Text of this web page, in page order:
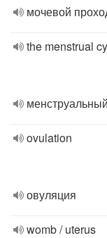
мочевой
the menstrual
ovulation
овуляция
womb / uterus